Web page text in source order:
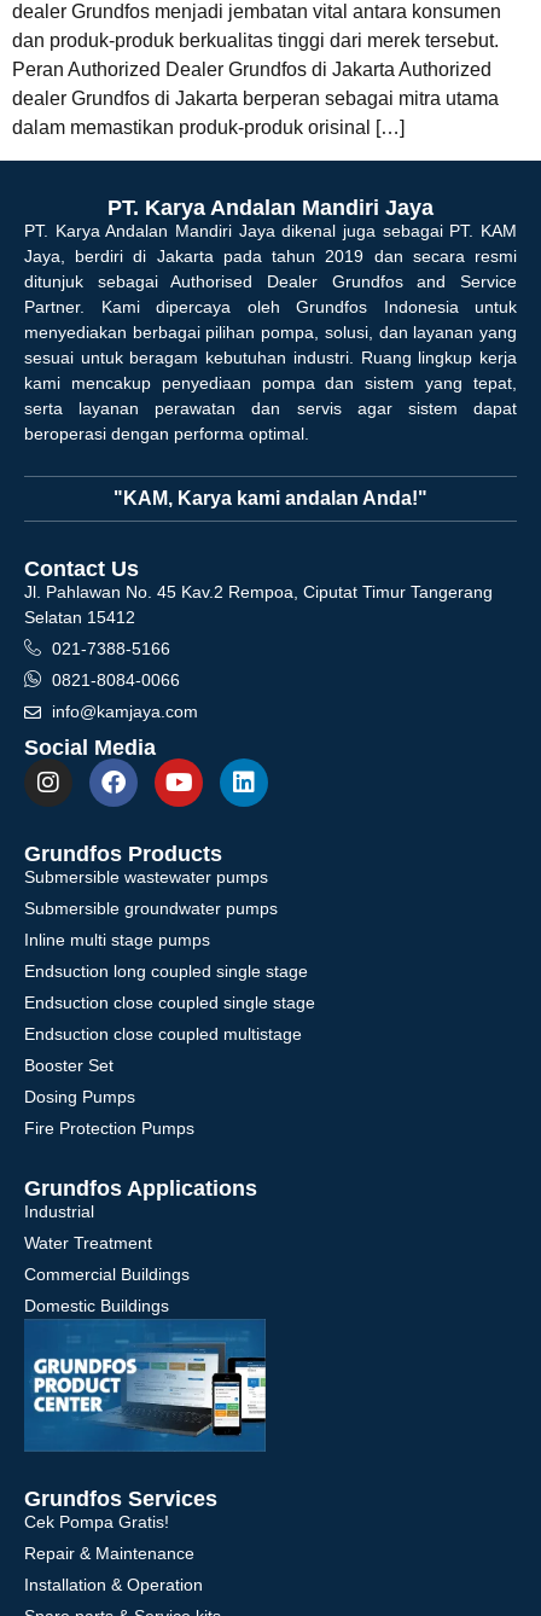
dealer Grundfos menjadi jembatan vital antara konsumen
dan produk-produk berkualitas tinggi dari merek tersebut.
Peran Authorized Dealer Grundfos di Jakarta Authorized
dealer Grundfos di Jakarta berperan sebagai mitra utama
dalam memastikan produk-produk orisinal […]
PT. Karya Andalan Mandiri Jaya
PT. Karya Andalan Mandiri Jaya dikenal juga sebagai PT. KAM
Jaya, berdiri di Jakarta pada tahun 2019 dan secara resmi
ditunjuk sebagai Authorised Dealer Grundfos and Service
Partner. Kami dipercaya oleh Grundfos Indonesia untuk
menyediakan berbagai pilihan pompa, solusi, dan layanan yang
sesuai untuk beragam kebutuhan industri. Ruang lingkup kerja
kami mencakup penyediaan pompa dan sistem yang tepat,
serta layanan perawatan dan servis agar sistem dapat
beroperasi dengan performa optimal.
"KAM, Karya kami andalan Anda!"
Contact Us
Jl. Pahlawan No. 45 Kav.2 Rempoa, Ciputat Timur Tangerang
Selatan 15412
021-7388-5166
0821-8084-0066
info@kamjaya.com
Social Media
Grundfos Products
Submersible wastewater pumps
Submersible groundwater pumps
Inline multi stage pumps
Endsuction long coupled single stage
Endsuction close coupled single stage
Endsuction close coupled multistage
Booster Set
Dosing Pumps
Fire Protection Pumps
Grundfos Applications
Industrial
Water Treatment
Commercial Buildings
Domestic Buildings
Grundfos Services
Cek Pompa Gratis!
Repair & Maintenance
Installation & Operation